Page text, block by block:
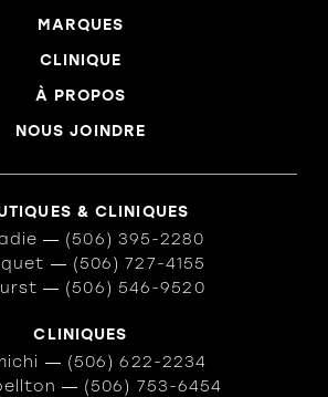
MARQUES
CLINIQUE
À PROPOS
NOUS JOINDRE
& CLINIQUES
― (506) 395-2280
― (506) 727-4155
― (506) 546-9520
CLINIQUES
― (506) 622-2234
― (506) 753-6454